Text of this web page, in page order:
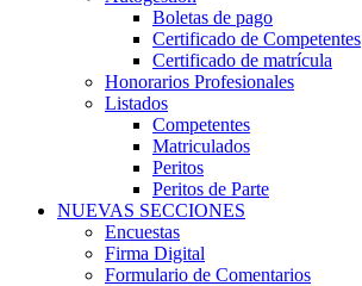
Boletas de pago
Certificado de Competentes
Certificado de matrícula
Honorarios Profesionales
Listados
Competentes
Matriculados
Peritos
Peritos de Parte
NUEVAS SECCIONES
Encuestas
Firma Digital
Formulario de Comentarios